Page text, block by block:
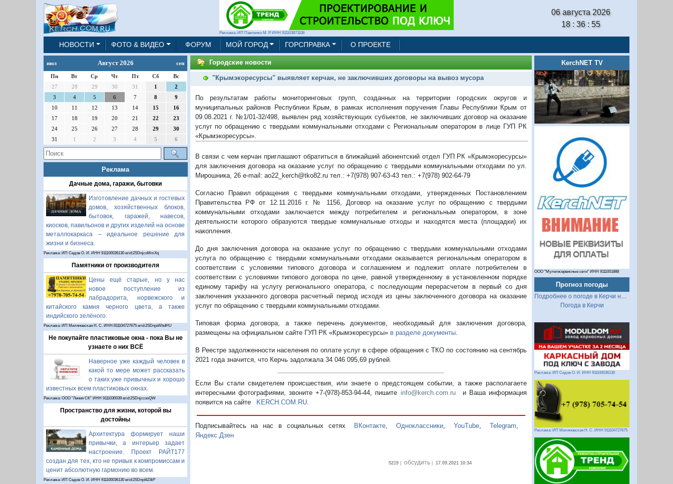
Реклама: ИП Павленко М. Р. ИНН 911103871108
06 августа 2026
18 : 36 : 56
НОВОСТИ ФОТО & ВИДЕО ФОРУМ МОЙ ГОРОД ГОРСПРАВКА О ПРОЕКТЕ
июл Август 2026 сен
Пн Вт Ср Чт Пт Сб
Вс
27
28 29 30 31 1
2
3
4 5 6 7 8
9
10
11 12 13 14 15
16
17
18 19 20 21 22
23
24
25 26 27 28 29
30
31
1 2 3 4 5 6
Реклама
Дачные дома, гаражи, бытовки
Изготовление дачных и гостевых
домов, хозяйственных блоков,
бытовок, гаражей, навесов,
киосков, павильонов и других изделий на основе
металлокаркаса – идеальное решение для
жизни и бизнеса.
Реклама: ИП Седов О. И. ИНН 911100036130 erid:2SDnjcoMmXq
Памятники от производителя
Цены ещё старые, но у нас
новое поступление из
лабрадорита, норвежского и
китайского камня черного цвета, а также
индийского зелёного.
Реклама: ИП Миляновская Н. С. ИНН:911104727675 erid:2SDnjeWbdHU
Не покупайте пластиковые окна - пока Вы не
узнаете о них ВСЁ
Наверное уже каждый человек в
какой то мере может рассказать
о таких уже привычных и хорошо
известных всем пластиковых окнах.
Реклама: ООО "Линия СК" ИНН 9111030039 erid:2SDnjccooQW
Пространство для жизни, которой вы
достойны
Архитектура формирует наши
привычки, а интерьер задает
настроение. Проект РАЙТ177
создан для тех, кто не привык к компромиссам и
ценит абсолютную гармонию во всем.
Реклама: ИП Седов О. И. ИНН 911100036130 erid:2SDnjd4Z8iP
Городские новости
"Крымэкоресурсы" выявляет керчан, не заключивших договоры на вывоз мусора
По результатам работы мониторинговых групп, созданных на территории городских округов и
муниципальных районов Республики Крым, в рамках исполнения поручения Главы Республики Крым от
09.08.2021 г. №1/01-32/498, выявлен ряд хозяйствующих субъектов, не заключивших договор на оказание
услуг по обращению с твердыми коммунальными отходами с Региональным оператором в лице ГУП РК
«Крымэкоресурсы».
В связи с чем керчан приглашают обратиться в ближайший абонентский отдел ГУП РК «Крымэкоресурсы»
для заключения договора на оказание услуг по обращению с твердыми коммунальными отходами по ул.
Мирошника, 26 e-mail: ao22_kerch@tko82.ru тел.: +7(978) 907-63-43 тел.: +7(978) 902-64-79
Согласно Правил обращения с твердыми коммунальными отходами, утвержденных Постановлением
Правительства РФ от 12.11.2016 г. № 1156, Договор на оказание услуг по обращению с твердыми
коммунальными отходами заключается между потребителем и региональным оператором, в зоне
деятельности которого образуются твердые коммунальные отходы и находятся места (площадки) их
накопления.
До дня заключения договора на оказание услуг по обращению с твердыми коммунальными отходами
услуга по обращению с твердыми коммунальными отходами оказывается региональным оператором в
соответствии с условиями типового договора и соглашением и подлежит оплате потребителем в
соответствии с условиями типового договора по цене, равной утвержденному в установленном порядке
единому тарифу на услугу регионального оператора, с последующим перерасчетом в первый со дня
заключения указанного договора расчетный период исходя из цены заключенного договора на оказание
услуг по обращению с твердыми коммунальными отходами.
Типовая форма договора, а также перечень документов, необходимый для заключения договора,
размещены на официальном сайте ГУП РК «Крымэкоресурсы» в разделе документы.
В Реестре задолженности населения по оплате услуг в сфере обращения с ТКО по состоянию на сентябрь
2021 года значится, что Керчь задолжала 34 046 095,69 рублей.
Если Вы стали свидетелем происшествия, или знаете о предстоящем событии, а также располагаете
интересными фотографиями, звоните +7-(978)-853-94-44, пишите info@kerch.com.ru и Ваша информация
появится на сайте KERCH.COM.RU.
Подписывайтесь на нас в социальных сетях ВКонтакте Одноклассники ,YouTube ,Telegram
Яндекс.Дзен
5219| обсудить| 17.09.2021 10:34
KerchNET TV
ООО "Мультисервисные сети" ИНН 9111001888
Прогноз погоды
Подробнее о погоде в Керчи на 2 недели
Погода в Керчи
Реклама: ИП Седов О. И. ИНН 911100036130
Реклама: ИП Миляновская Н. С. ИНН 911104727675